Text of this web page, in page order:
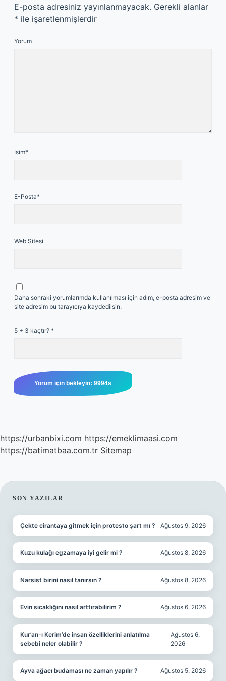
E-posta adresiniz yayınlanmayacak. Gerekli alanlar
* ile işaretlenmişlerdir
Yorum
İsim*
E-Posta*
Web Sitesi
Daha sonraki yorumlarımda kullanılması için adım, e-posta adresim ve
site adresim bu tarayıcıya kaydedilsin.
5 + 3 kaçtır? *
https://urbanbixi.com https://emeklimaasi.com
https://batimatbaa.com.tr Sitemap
SIDEBAR
SON YAZILAR
Çekte cirantaya gitmek için protesto şart mı ? Ağustos 9, 2026
Kuzu kulağı egzamaya iyi gelir mi ? Ağustos 8, 2026
Narsist birini nasıl tanırsın ? Ağustos 8, 2026
Evin sıcaklığını nasıl arttırabilirim ? Ağustos 6, 2026
Kur’an-ı Kerim’de insan özelliklerini anlatılma
sebebi neler olabilir ?
Ağustos 6,
2026
Ayva ağacı budaması ne zaman yapılır ? Ağustos 5, 2026